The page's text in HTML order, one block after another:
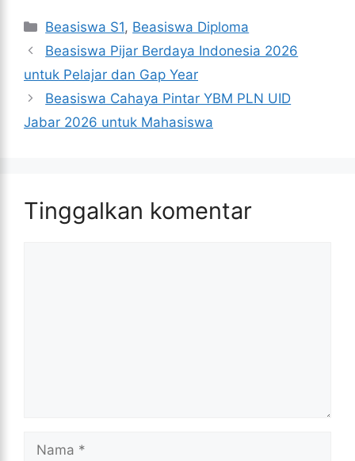
Kategori
Beasiswa S1, Beasiswa Diploma
Beasiswa Pijar Berdaya Indonesia 2026
untuk Pelajar dan Gap Year
Beasiswa Cahaya Pintar YBM PLN UID
Jabar 2026 untuk Mahasiswa
Tinggalkan komentar